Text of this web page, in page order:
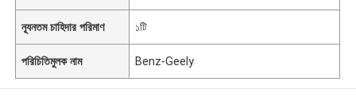
ন্যূনতম চাহিদার পরিমাণ ১টি
পরিচিতিমুলক নাম Benz-Geely